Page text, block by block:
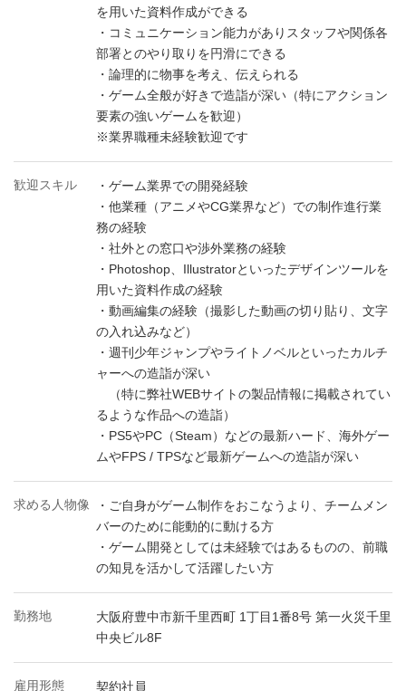
を用いた資料作成ができる
・コミュニケーション能力がありスタッフや関係各
部署とのやり取りを円滑にできる
・論理的に物事を考え、伝えられる
・ゲーム全般が好きで造詣が深い（特にアクション
要素の強いゲームを歓迎）
※業界職種未経験歓迎です
歓迎スキル
・ゲーム業界での開発経験
・他業種（アニメやCG業界など）での制作進行業
務の経験
・社外との窓口や渉外業務の経験
・Photoshop、Illustratorといったデザインツールを
用いた資料作成の経験
・動画編集の経験（撮影した動画の切り貼り、文字
の入れ込みなど）
・週刊少年ジャンプやライトノベルといったカルチ
ャーへの造詣が深い
（特に弊社WEBサイトの製品情報に掲載されてい
るような作品への造詣）
・PS5やPC（Steam）などの最新ハード、海外ゲー
ムやFPS / TPSなど最新ゲームへの造詣が深い
求める人物像
・ご自身がゲーム制作をおこなうより、チームメン
バーのために能動的に動ける方
・ゲーム開発としては未経験ではあるものの、前職
の知見を活かして活躍したい方
勤務地
大阪府豊中市新千里西町 1丁目1番8号 第一火災千里
中央ビル8F
雇用形態
契約社員